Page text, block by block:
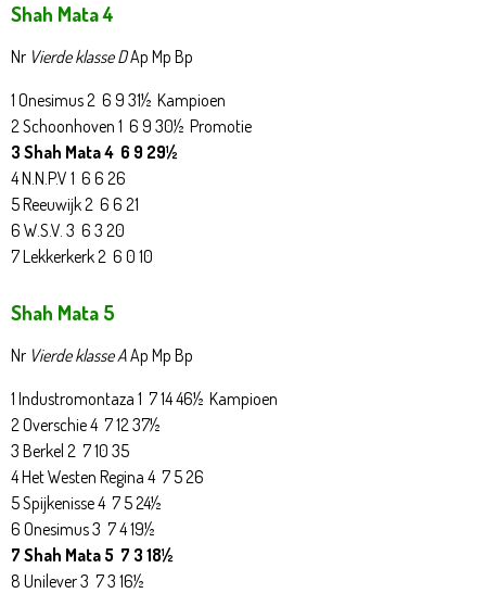
Shah Mata 4
Nr Vierde klasse DAp Mp Bp
1 Onesimus 2 6 9 31½ Kampioen
2 Schoonhoven 1 6 9 30½ Promotie
3 Shah Mata 4 6 9 29½
4 N.N.P.V 1 6 6 26
5 Reeuwijk 2 6 6 21
6 W.S.V. 3 6 3 20
7 Lekkerkerk 2 6 0 10
Shah Mata 5
Nr Vierde klasse AAp Mp Bp
1 Industromontaza 1 7 14 46½ Kampioen
2 Overschie 4 7 12 37½
3 Berkel 2 7 10 35
4 Het Westen Regina 4 7 5 26
5 Spijkenisse 4 7 5 24½
6 Onesimus 3 7 4 19½
7 Shah Mata 5 7 3 18½
8 Unilever 3 7 3 16½